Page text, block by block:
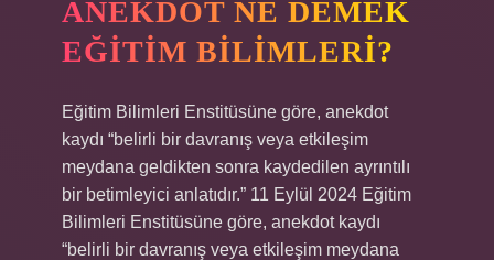
ANEKDOT NE DEMEK
EĞITIM BILIMLERI?
Eğitim Bilimleri Enstitüsüne göre, anekdot
kaydı “belirli bir davranış veya etkileşim
meydana geldikten sonra kaydedilen ayrıntılı
bir betimleyici anlatıdır.” 11 Eylül 2024 Eğitim
Bilimleri Enstitüsüne göre, anekdot kaydı
“belirli bir davranış veya etkileşim meydana